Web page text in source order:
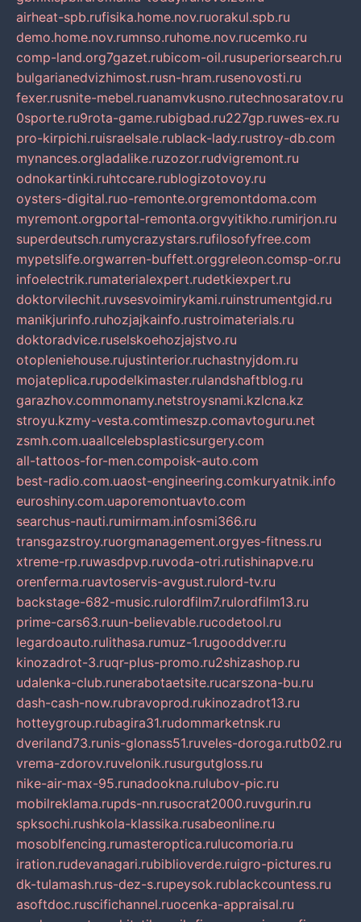
airheat-spb.rufisika.home.nov.ruorakul.spb.ru
demo.home.nov.rumnso.ruhome.nov.rucemko.ru
comp-land.org7gazet.rubicom-oil.rusuperiorsearch.ru
bulgarianedvizhimost.rusn-hram.rusenovosti.ru
fexer.rusnite-mebel.ruanamvkusno.rutechnosaratov.ru
0sporte.ru9rota-game.rubigbad.ru227gp.ruwes-ex.ru
pro-kirpichi.ruisraelsale.rublack-lady.rustroy-db.com
mynances.orgladalike.ruzozor.rudvigremont.ru
odnokartinki.ruhtccare.rublogizotovoy.ru
oysters-digital.ruo-remonte.orgremontdoma.com
myremont.orgportal-remonta.orgvyitikho.rumirjon.ru
superdeutsch.rumycrazystars.rufilosofyfree.com
mypetslife.orgwarren-buffett.orggreleon.comsp-or.ru
infoelectrik.rumaterialexpert.rudetkiexpert.ru
doktorvilechit.ruvsesvoimirykami.ruinstrumentgid.ru
manikjurinfo.ruhozjajkainfo.rustroimaterials.ru
doktoradvice.ruselskoehozjajstvo.ru
otopleniehouse.rujustinterior.ruchastnyjdom.ru
mojateplica.rupodelkimaster.rulandshaftblog.ru
garazhov.commonamy.netstroysnami.kzlcna.kz
stroyu.kzmy-vesta.comtimeszp.comavtoguru.net
zsmh.com.uaallcelebsplasticsurgery.com
all-tattoos-for-men.compoisk-auto.com
best-radio.com.uaost-engineering.comkuryatnik.info
euroshiny.com.uaporemontuavto.com
searchus-nauti.rumirmam.infosmi366.ru
transgazstroy.ruorgmanagement.orgyes-fitness.ru
xtreme-rp.ruwasdpvp.ruvoda-otri.rutishinapve.ru
orenferma.ruavtoservis-avgust.rulord-tv.ru
backstage-682-music.rulordfilm7.rulordfilm13.ru
prime-cars63.ruun-believable.rucodetool.ru
legardoauto.rulithasa.rumuz-1.rugooddver.ru
kinozadrot-3.ruqr-plus-promo.ru2shizashop.ru
udalenka-club.runerabotaetsite.rucarszona-bu.ru
dash-cash-now.rubravoprod.rukinozadrot13.ru
hotteygroup.rubagira31.rudommarketnsk.ru
dveriland73.runis-glonass51.ruveles-doroga.rutb02.ru
vrema-zdorov.ruvelonik.rusurgutgloss.ru
nike-air-max-95.runadookna.rulubov-pic.ru
mobilreklama.rupds-nn.rusocrat2000.ruvgurin.ru
spksochi.rushkola-klassika.rusabeonline.ru
mosoblfencing.rumasteroptica.rulucomoria.ru
iration.rudevanagari.rubiblioverde.ruigro-pictures.ru
dk-tulamash.rus-dez-s.rupeysok.rublackcountess.ru
asoftdoc.ruscifichannel.ruocenka-appraisal.ru